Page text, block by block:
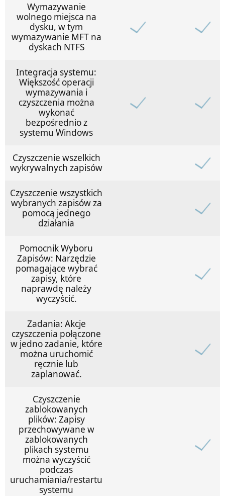
Wymazywanie
wolnego miejsca na
dysku, w tym
wymazywanie MFT na
dyskach NTFS
Integracja systemu:
Większość operacji
wymazywania i
czyszczenia można
wykonać
bezpośrednio z
systemu Windows
Czyszczenie wszelkich
wykrywalnych zapisów
Czyszczenie wszystkich
wybranych zapisów za
pomocą jednego
działania
Pomocnik Wyboru
Zapisów: Narzędzie
pomagające wybrać
zapisy, które
naprawdę należy
wyczyścić.
Zadania: Akcje
czyszczenia połączone
w jedno zadanie, które
można uruchomić
ręcznie lub
zaplanować.
Czyszczenie
zablokowanych
plików: Zapisy
przechowywane w
zablokowanych
plikach systemu
można wyczyścić
podczas
uruchamiania/restartu
systemu